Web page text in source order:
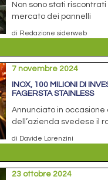
Non sono stati
mercato dei pannelli
di Redazione siderweb
7 novembre 2024
INOX, 100 MILIONI DI
FAGERSTA STAINLESS
Annunciato in occasione
dell’azienda svedese il
di Davide Lorenzini
23 ottobre 2024